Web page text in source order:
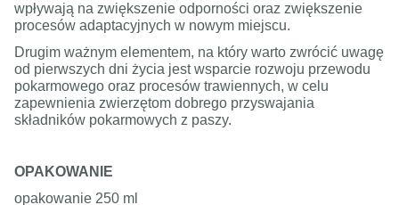
wpływają na zwiększenie odporności oraz zwiększenie
procesów adaptacyjnych w nowym miejscu.
Drugim ważnym elementem, na który warto zwrócić uwagę
od pierwszych dni życia jest wsparcie rozwoju przewodu
pokarmowego oraz procesów trawiennych, w celu
zapewnienia zwierzętom dobrego przyswajania
składników pokarmowych z paszy.
OPAKOWANIE
opakowanie 250 ml